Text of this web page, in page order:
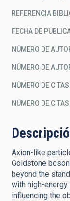
REFERENCIA
FECHA DE
NÚMERO DE
NÚMERO DE
NÚMERO DE CITAS
NÚMERO DE
Axion-like
Goldstone
beyond the
with high-
influencing the